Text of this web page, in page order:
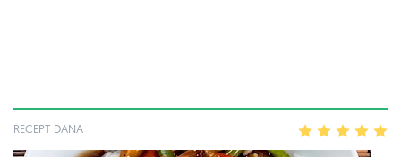
RECEPT DANA 2 3 4